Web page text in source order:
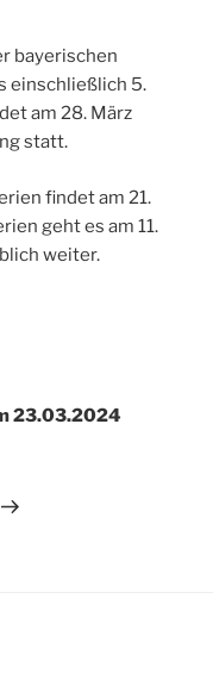
bayerischen
einschließlich 5.
am 28. März
statt.
findet am 21.
geht es am 11.
weiter.
23.03.2024